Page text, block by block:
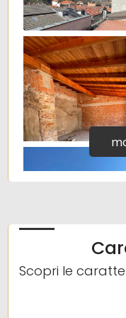
Scopri le
3
4
5
opzioni
multiscelta